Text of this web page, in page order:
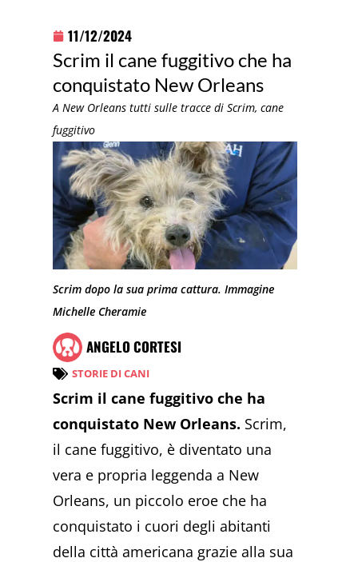
11/12/2024
Scrim il cane fuggitivo che ha
conquistato New Orleans
A New Orleans tutti sulle tracce di Scrim, cane
fuggitivo
Scrim dopo la sua prima cattura. Immagine
Michelle Cheramie
ANGELO CORTESI
STORIE DI CANI
Scrim il cane fuggitivo che ha
conquistato New Orleans. Scrim,
il cane fuggitivo, è diventato una
vera e propria leggenda a New
Orleans, un piccolo eroe che ha
conquistato i cuori degli abitanti
della città americana grazie alla sua